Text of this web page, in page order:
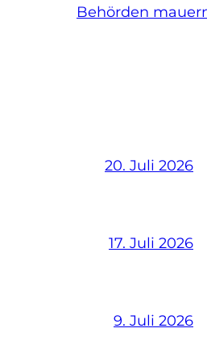
Behörden
20. Juli 2026
17. Juli 2026
9. Juli 2026